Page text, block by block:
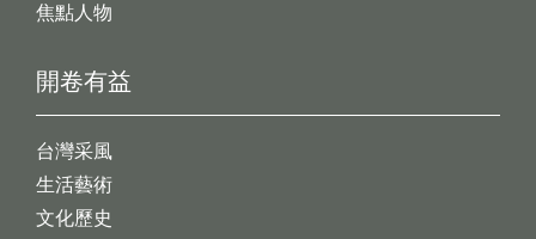
開卷有益
台灣采風
生活藝術
文化歷史
焦點人物